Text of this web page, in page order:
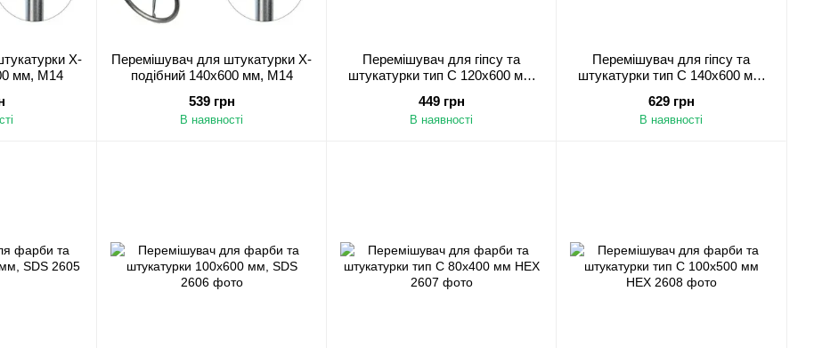
Х-
мм, М14
Перемішувач для штукатурки Х-
подібний 140х600 мм, М14
539 грн
В наявності
Перемішувач для гіпсу та
штукатурки тип C 120х600 мм,
449 грн
В наявності
Перемішувач для гіпсу та
штукатурки тип C 140х600 мм,
629 грн
В наявності